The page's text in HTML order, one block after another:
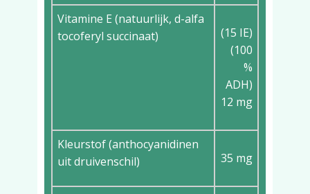
Vitamine E (natuurlijk, d-alfa
tocoferyl succinaat)
(15 IE)
(100
%
ADH)
12 mg
Kleurstof (anthocyanidinen
uit druivenschil)
35 mg